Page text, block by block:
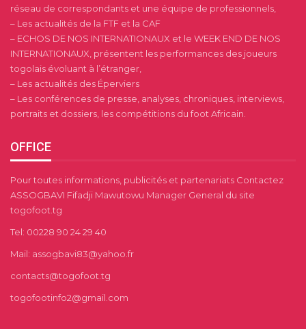
réseau de correspondants et une équipe de professionnels,
– Les actualités de la FTF et la CAF
– ECHOS DE NOS INTERNATIONAUX et le WEEK END DE NOS
INTERNATIONAUX, présentent les performances des joueurs
togolais évoluant à l’étranger,
– Les actualités des Éperviers
– Les conférences de presse, analyses, chroniques, interviews,
portraits et dossiers, les compétitions du foot Africain.
OFFICE
Pour toutes informations, publicités et partenariats Contactez
ASSOGBAVI Fifadji Mawutowu Manager General du site
togofoot.tg
Tel: 00228 90 24 29 40
Mail: assogbavi83@yahoo.fr
contacts@togofoot.tg
togofootinfo2@gmail.com